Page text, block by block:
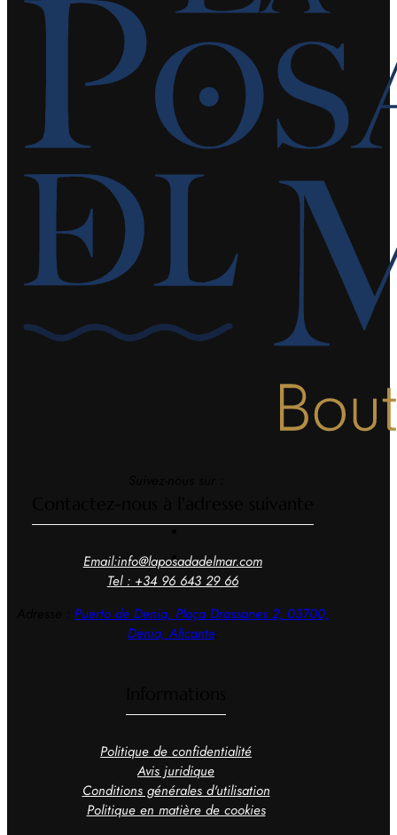
Email:info@laposadadelmar.com
Tel : +34 96 643 29 66
Puerto de Denia, PlaçaDrassanes 2, 03700,
Denia, Alicante.
Politique de confidentialité
Avis juridique
Conditions générales d'utilisation
Politique en matière de cookies